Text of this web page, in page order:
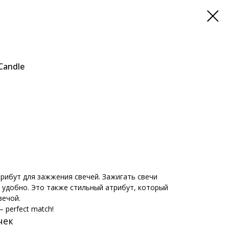
для зажжения свечей. Зажигать свечи
Это также стильный атрибут, который
perfect match!